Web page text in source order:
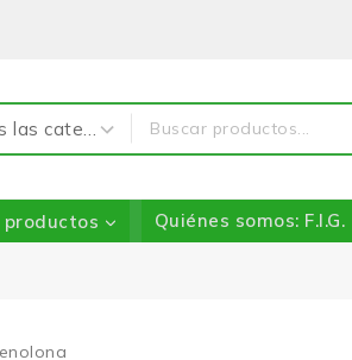
productos Quiénes somos: F.I.G.